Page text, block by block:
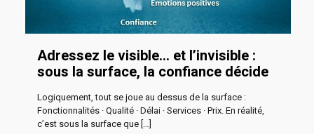
Adressez le visible… et l’invisible :
sous la surface, la confiance décide
Logiquement, tout se joue au dessus de la surface :
Fonctionnalités · Qualité · Délai · Services · Prix. En réalité,
c’est sous la surface que